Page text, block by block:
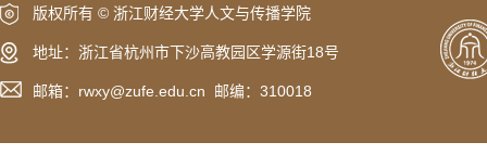
版权所有 © 浙江财经大学人文与传播学院
地址：浙江省杭州市下沙高教园区学源街18号
邮箱：rwxy@zufe.edu.cn 邮编：310018